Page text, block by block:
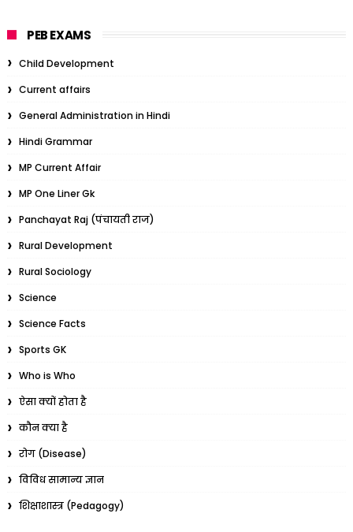
PEB EXAMS
Child Development
Current affairs
General Administration in Hindi
Hindi Grammar
MP Current Affair
MP One Liner Gk
Panchayat Raj (पंचायती राज)
Rural Development
Rural Sociology
Science
Science Facts
Sports GK
Who is Who
ऐसा क्यों होता है
कौन क्या है
रोग (Disease)
विविध सामान्य ज्ञान
शिक्षाशास्त्र (Pedagogy)